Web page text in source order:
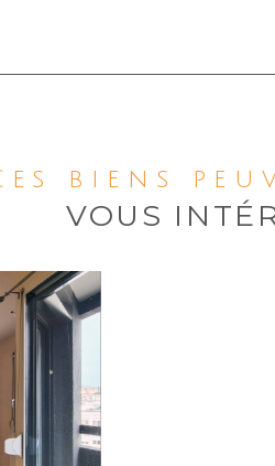
Ces biens
VOUS